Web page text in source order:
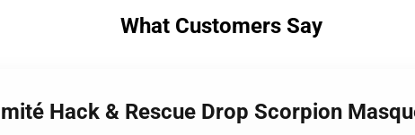
What Customers Say
Hack & Rescue Drop Scorpion